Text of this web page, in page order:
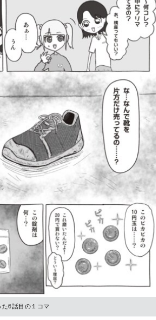
6話目の１コマ